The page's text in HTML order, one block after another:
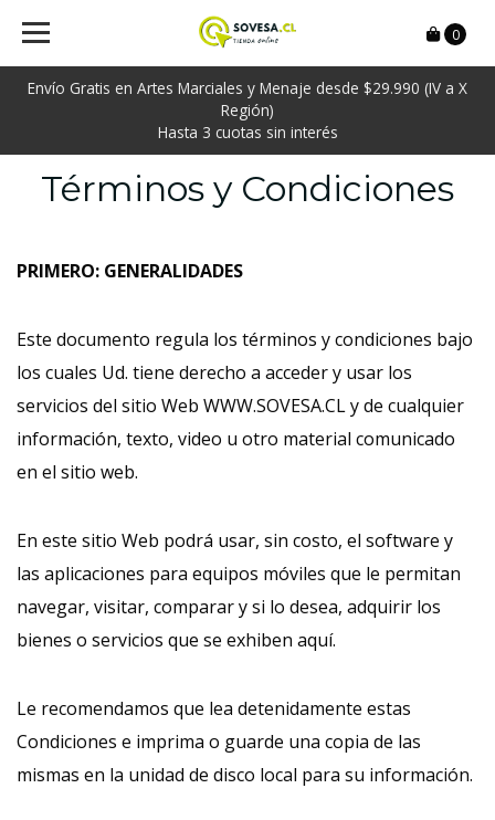
Envío Gratis en Artes Marciales y Menaje desde $29.990 (IV a X
Región)
Hasta 3 cuotas sin interés
0
Términos y Condiciones
PRIMERO: GENERALIDADES
Este documento regula los términos y condiciones bajo
los cuales Ud. tiene derecho a acceder y usar los
servicios del sitio Web WWW.SOVESA.CL y de cualquier
información, texto, video u otro material comunicado
en el sitio web.
En este sitio Web podrá usar, sin costo, el software y
las aplicaciones para equipos móviles que le permitan
navegar, visitar, comparar y si lo desea, adquirir los
bienes o servicios que se exhiben aquí.
Le recomendamos que lea detenidamente estas
Condiciones e imprima o guarde una copia de las
mismas en la unidad de disco local para su información.